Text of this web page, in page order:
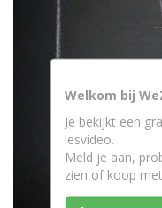
Welkom bij
Je bekijkt een
lesvideo.
Meld je aan,
zien of koop